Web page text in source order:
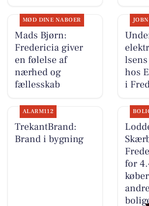
MØD DINE NABOER
Mads Bjørn:
Fredericia giver
en følelse af
nærhed og
fællesskab
hos
i
ALARM112
TrekantBrand:
Brand i bygning
for